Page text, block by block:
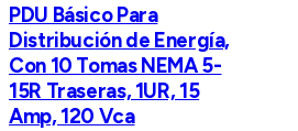
PDU Básico Para
Distribución de Energía,
Con 10 Tomas NEMA 5-
15R Traseras, 1UR, 15
Amp, 120 Vca